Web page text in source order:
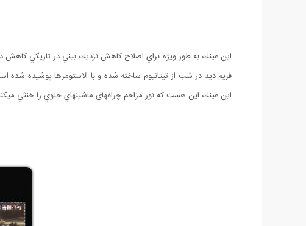
اين عينك به طور ويژه براي اصلاح كاهش نزديك بيني در تاريكي كاهش
فريم ديد در شب از تيتانيوم ساخته شده و با الاستومرها پوشيده شده
اين عينك اين هست كه نور مزاحم چراغهاي ماشينهاي جلوي را خنثي